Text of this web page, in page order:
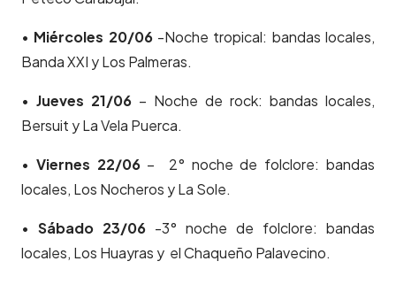
• Miércoles 20/06-Noche tropical: bandas locales,
Banda XXI y Los Palmeras.
• Jueves 21/06 – Noche de rock: bandas locales,
Bersuit y La Vela Puerca.
• Viernes 22/06– 2° noche de folclore: bandas
locales, Los Nocheros y La Sole.
• Sábado 23/06 -3° noche de folclore: bandas
locales, Los Huayras y el Chaqueño Palavecino.